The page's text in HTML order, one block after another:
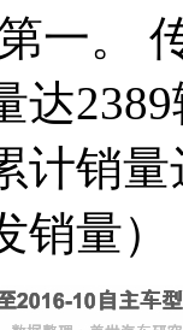
一。
达
计销
量）